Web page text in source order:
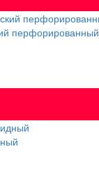
перфорированный